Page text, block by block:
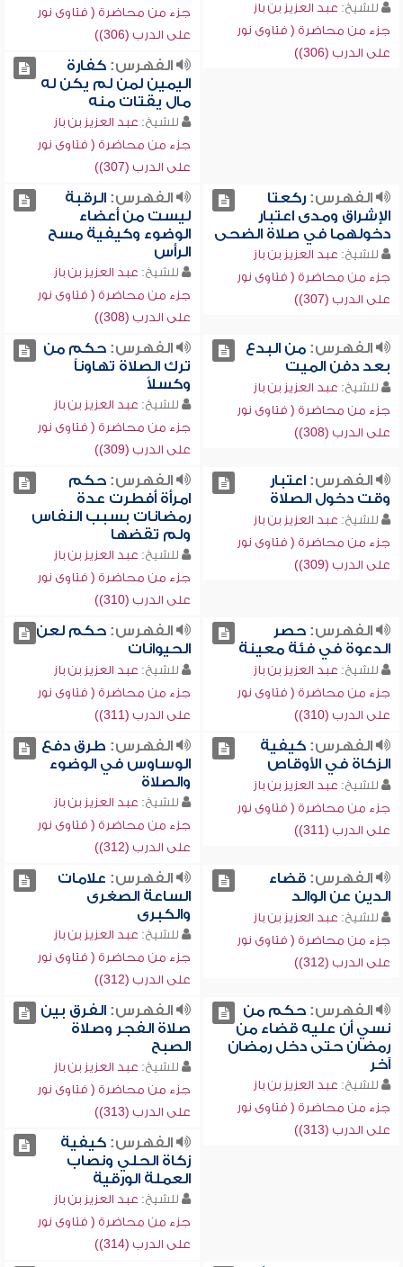
للشيخ: عبد العزيز بن باز
جزء من محاضرة ( فتاوى نور
على الدرب (306))
جزء من محاضرة ( فتاوى نور
على الدرب (306))
الفهرس:كفارة
اليمين لمن لم يكن له
مال يقتات منه
للشيخ: عبد العزيز بن باز
جزء من محاضرة ( فتاوى نور
على الدرب (307))
الفهرس:ركعتا
الإشراق ومدى اعتبار
دخولهما في صلاة الضحى
للشيخ: عبد العزيز بن باز
جزء من محاضرة ( فتاوى نور
على الدرب (307))
الفهرس:الرقبة
ليست من أعضاء
الوضوء وكيفية مسح
الرأس
للشيخ: عبد العزيز بن باز
جزء من محاضرة ( فتاوى نور
على الدرب (308))
الفهرس:من البدع
بعد دفن الميت
للشيخ: عبد العزيز بن باز
جزء من محاضرة ( فتاوى نور
على الدرب (308))
الفهرس:حكم من
ترك الصلاة تهاوناً
وكسلاً
للشيخ: عبد العزيز بن باز
جزء من محاضرة ( فتاوى نور
على الدرب (309))
الفهرس:اعتبار
وقت دخول الصلاة
للشيخ: عبد العزيز بن باز
جزء من محاضرة ( فتاوى نور
على الدرب (309))
الفهرس:حكم
امرأة أفطرت عدة
رمضانات بسبب النفاس
ولم تقضها
للشيخ: عبد العزيز بن باز
جزء من محاضرة ( فتاوى نور
على الدرب (310))
الفهرس:حصر
الدعوة في فئة معينة
للشيخ: عبد العزيز بن باز
جزء من محاضرة ( فتاوى نور
على الدرب (310))
الفهرس:حكم لعن
الحيوانات
للشيخ: عبد العزيز بن باز
جزء من محاضرة ( فتاوى نور
على الدرب (311))
الفهرس:كيفية
الزكاة في الأوقاص
للشيخ: عبد العزيز بن باز
جزء من محاضرة ( فتاوى نور
على الدرب (311))
الفهرس: طرق دفع
الوساوس في الوضوء
والصلاة
للشيخ: عبد العزيز بن باز
جزء من محاضرة ( فتاوى نور
على الدرب (312))
الفهرس:قضاء
الدين عن الوالد
للشيخ: عبد العزيز بن باز
جزء من محاضرة ( فتاوى نور
على الدرب (312))
الفهرس: علامات
الساعة الصغرى
والكبرى
للشيخ: عبد العزيز بن باز
جزء من محاضرة ( فتاوى نور
على الدرب (312))
الفهرس:حكم من
نسي أن عليه قضاء من
رمضان حتى دخل رمضان
آخر
للشيخ: عبد العزيز بن باز
جزء من محاضرة ( فتاوى نور
على الدرب (313))
الفهرس:الفرق بين
صلاة الفجر وصلاة
الصبح
للشيخ: عبد العزيز بن باز
جزء من محاضرة ( فتاوى نور
على الدرب (313))
الفهرس:كيفية
زكاة الحلي ونصاب
العملة الورقية
للشيخ: عبد العزيز بن باز
جزء من محاضرة ( فتاوى نور
على الدرب (314))